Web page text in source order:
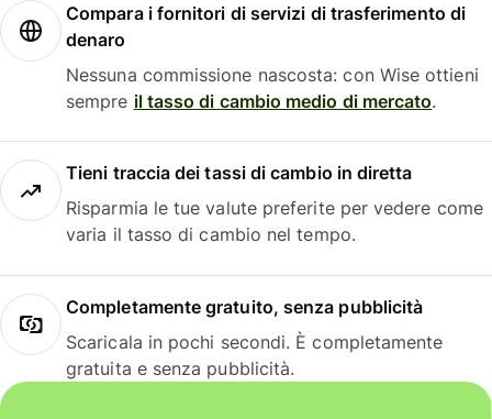
Compara i fornitori di servizi di trasferimento di
denaro
Nessuna commissione nascosta: con Wise ottieni
sempre il tasso di cambio medio di mercato.
Tieni traccia dei tassi di cambio in diretta
Risparmia le tue valute preferite per vedere come
varia il tasso di cambio nel tempo.
Completamente gratuito, senza pubblicità
Scaricala in pochi secondi. È completamente
gratuita e senza pubblicità.